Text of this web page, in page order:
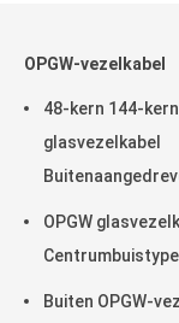
OPGW-vezelkabel
48-kern 144-kern
glasvezelkabel
OPGW
Buiten OPGW-